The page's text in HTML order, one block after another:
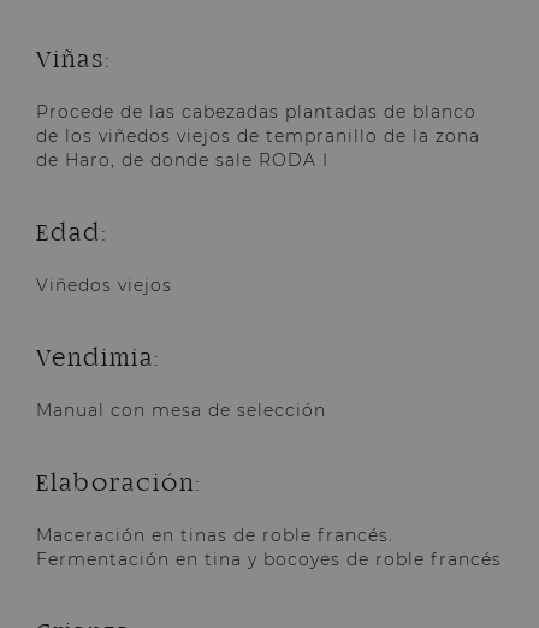
Viñas:
Procede de las cabezadas plantadas de blanco
de los viñedos viejos de tempranillo de la zona
de Haro, de donde sale RODA I
Edad:
Viñedos viejos
Vendimia:
Manual con mesa de selección
Elaboración:
Maceración en tinas de roble francés.
Fermentación en tina y bocoyes de roble francés